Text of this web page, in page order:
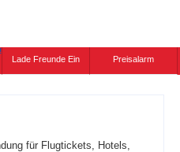
Lade Freunde Ein Preisalarm
für Flugtickets, Hotels,